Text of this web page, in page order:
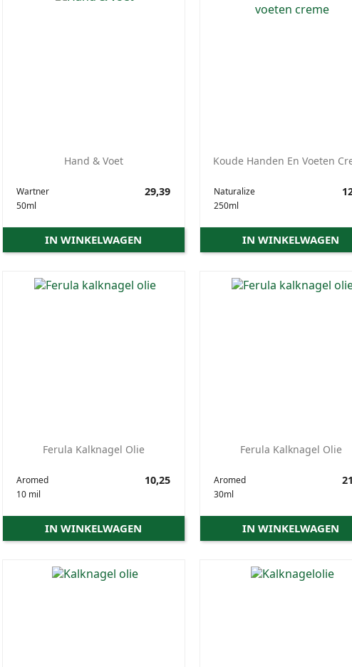
Hand & Voet
Wartner
50ml
Prijs
29,39
IN WINKELWAGEN
Koude Handen En Voeten
Naturalize
250ml
Prijs
IN WINKELWAGEN
Ferula Kalknagel Olie
Aromed
10 mil
Prijs
10,25
IN WINKELWAGEN
Ferula Kalknagel Olie
Aromed
30ml
Prijs
IN WINKELWAGEN